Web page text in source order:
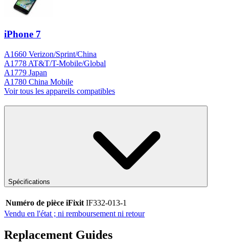
iPhone 7
A1660 Verizon/Sprint/China
A1778 AT&T/T-Mobile/Global
A1779 Japan
A1780 China Mobile
Voir tous les appareils compatibles
Spécifications
Numéro de pièce iFixit IF332-013-1
Vendu en l'état ; ni remboursement ni retour
Replacement Guides